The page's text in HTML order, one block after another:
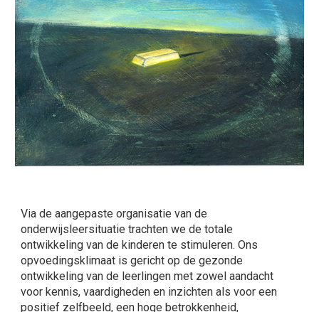
Via de aangepaste organisatie van de
onderwijsleersituatie trachten we de totale
ontwikkeling van de kinderen te stimuleren. Ons
opvoedingsklimaat is gericht op de gezonde
ontwikkeling van de leerlingen met zowel aandacht
voor kennis, vaardigheden en inzichten als voor een
positief zelfbeeld, een hoge betrokkenheid,